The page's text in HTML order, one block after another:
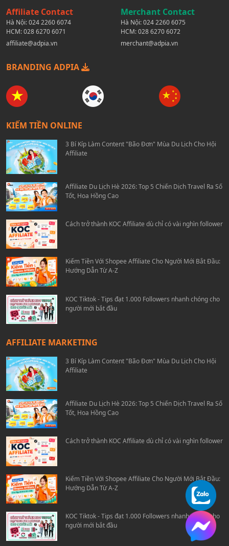
Affiliate Contact
Hà Nội:024 2260 6074
HCM:028 6270 6071
affiliate@adpia.vn
Merchant Contact
Hà Nội:024 2260 6075
HCM:028 6270 6072
merchant@adpia.vn
BRANDING ADPIA
KIẾM TIỀN ONLINE
3 Bí Kíp Làm Content "Bão Đơn" Mùa Du Lịch Cho Hội
Affiliate
Affiliate Du Lịch Hè 2026: Top 5 Chiến Dịch Travel Ra Số
Tốt, Hoa Hồng Cao
Cách trở thành KOC Affiliate dù chỉ có vài nghìn follower
Kiếm Tiền Với Shopee Affiliate Cho Người Mới Bắt Đầu:
Hướng Dẫn Từ A-Z
KOC Tiktok - Tips đạt 1.000 Followers nhanh chóng cho
người mới bắt đầu
AFFILIATE MARKETING
3 Bí Kíp Làm Content "Bão Đơn" Mùa Du Lịch Cho Hội
Affiliate
Affiliate Du Lịch Hè 2026: Top 5 Chiến Dịch Travel Ra Số
Tốt, Hoa Hồng Cao
Cách trở thành KOC Affiliate dù chỉ có vài nghìn follower
Kiếm Tiền Với Shopee Affiliate Cho Người Mới Bắt Đầu:
Hướng Dẫn Từ A-Z
KOC Tiktok - Tips đạt 1.000 Followers nhanh chóng cho
người mới bắt đầu